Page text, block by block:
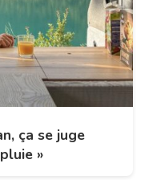
ça se juge
»